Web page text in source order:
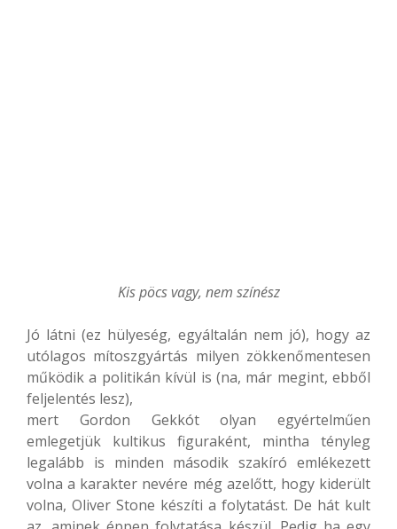
Kis pöcs vagy, nem színész
Jó látni (ez hülyeség, egyáltalán nem jó), hogy az
utólagos mítoszgyártás milyen zökkenőmentesen
működik a politikán kívül is (na, már megint, ebből
feljelentés lesz),
mert Gordon Gekkót olyan egyértelműen
emlegetjük kultikus figuraként, mintha tényleg
legalább is minden második szakíró emlékezett
volna a karakter nevére még azelőtt, hogy kiderült
volna, Oliver Stone készíti a folytatást. De hát kult